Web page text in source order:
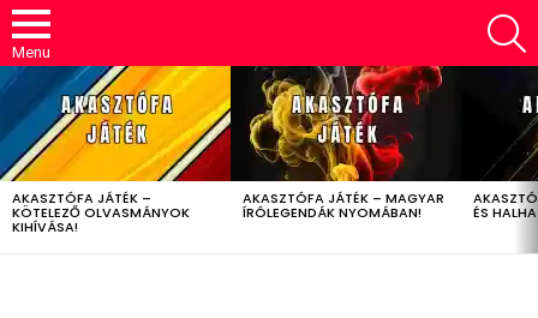
Menu
LATEST
STORIES
AKASZTÓFA JÁTÉK –
KÖTELEZŐ OLVASMÁNYOK
KIHÍVÁSA!
AKASZTÓFA JÁTÉK – MAGYAR
ÍRÓLEGENDÁK NYOMÁBAN! ÉS